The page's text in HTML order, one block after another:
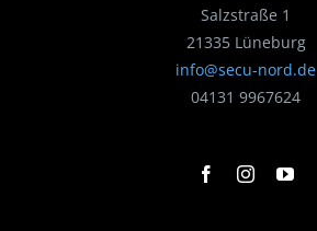
Salzstraße 1
21335 Lüneburg
info@secu-nord.de
04131 9967624